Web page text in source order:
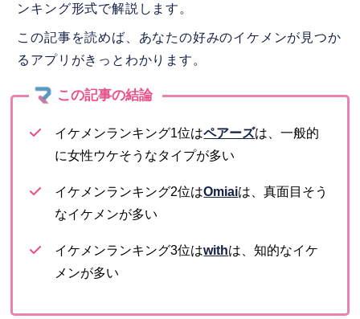
ンキング形式で解説します。
この記事を読めば、あなたの好みのイケメンが見つか
るアプリがきっとわかります。
イケメンランキング1位はペアーズは、一般的
に女性ウケそうなタイプが多い
イケメンランキング2位はOmiaiは、真面目そう
なイケメンが多い
イケメンランキング3位はwithは、知的なイケ
メンが多い